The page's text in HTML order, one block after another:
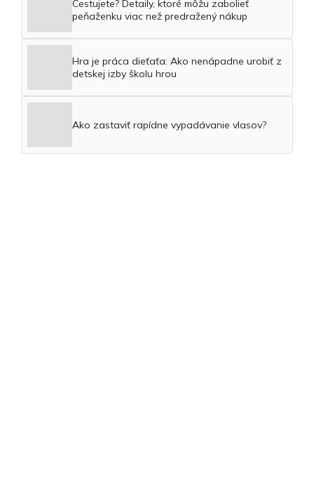
Cestujete? Detaily, ktoré môžu zabolieť
peňaženku viac než predražený nákup
Hra je práca dieťaťa: Ako nenápadne urobiť z
detskej izby školu hrou
Ako zastaviť rapídne vypadávanie vlasov?